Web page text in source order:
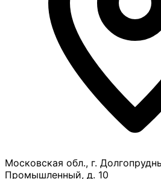
Московская обл., г.
Промышленный, д. 10